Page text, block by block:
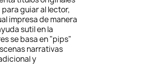
guiar al lector,
impresa de manera
sutil en la
se basa en "pips"
narrativas
y